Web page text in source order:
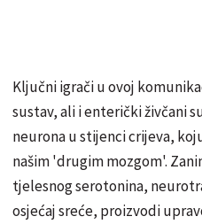
Ključni igrači u ovoj
sustav, ali i enterički živčani
neurona u stijenci crijeva,
našim 'drugim mozgom'.
tjelesnog serotonina,
osjećaj sreće, proizvodi